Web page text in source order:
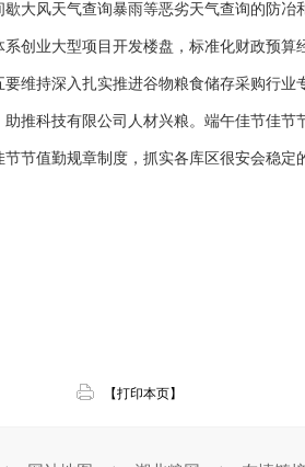
大风天气查询暴雨等恶劣天气查询的防
创业大型项目开发楼盘，标准化财政预
维持深入扎实推进谷物粮食储存采购行
推科技有限公司人材兴粮。端午佳节佳
节值勤规章制度，抓实各库区很安会稳定
【打印本页】